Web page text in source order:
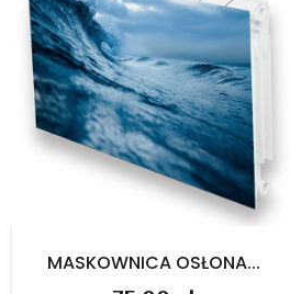
MASKOWNICA OSŁONA...